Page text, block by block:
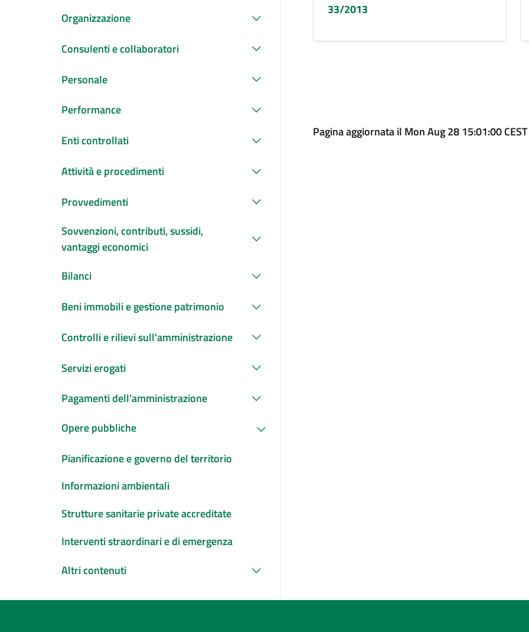
Organizzazione
Consulenti e collaboratori
Personale
Performance
Enti controllati
Attività e procedimenti
Provvedimenti
Sovvenzioni, contributi, sussidi,
vantaggi economici
Bilanci
Beni immobili e gestione patrimonio
Controlli e rilievi sull'amministrazione
Servizi erogati
Pagamenti dell'amministrazione
Opere pubbliche
Pianificazione e governo del territorio
Informazioni ambientali
Strutture sanitarie private accreditate
Interventi straordinari e di emergenza
Altri contenuti
33/2013
Pagina aggiornata il Mon Aug 28 15:01:00